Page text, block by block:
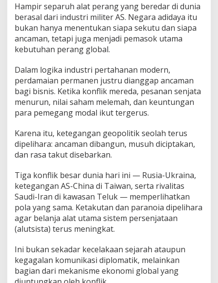
Hampir separuh alat perang yang beredar di dunia
berasal dari industri militer AS. Negara adidaya itu
bukan hanya menentukan siapa sekutu dan siapa
ancaman, tetapi juga menjadi pemasok utama
kebutuhan perang global.
Dalam logika industri pertahanan modern,
perdamaian permanen justru dianggap ancaman
bagi bisnis. Ketika konflik mereda, pesanan senjata
menurun, nilai saham melemah, dan keuntungan
para pemegang modal ikut tergerus.
Karena itu, ketegangan geopolitik seolah terus
dipelihara: ancaman dibangun, musuh diciptakan,
dan rasa takut disebarkan.
Tiga konflik besar dunia hari ini — Rusia-Ukraina,
ketegangan AS-China di Taiwan, serta rivalitas
Saudi-Iran di kawasan Teluk — memperlihatkan
pola yang sama. Ketakutan dan paranoia dipelihara
agar belanja alat utama sistem persenjataan
(alutsista) terus meningkat.
Ini bukan sekadar kecelakaan sejarah ataupun
kegagalan komunikasi diplomatik, melainkan
bagian dari mekanisme ekonomi global yang